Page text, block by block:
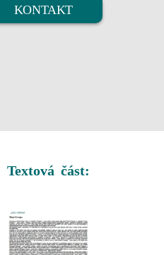
KONTAKT
Textová část: